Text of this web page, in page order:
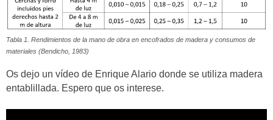
Tabla 1. Rendimientos de la mano de obra en encofrados de madera y consumos de
materiales (Bendicho, 1983)
Os dejo un vídeo de Enrique Alario donde se utiliza madera
entablillada. Espero que os interese.